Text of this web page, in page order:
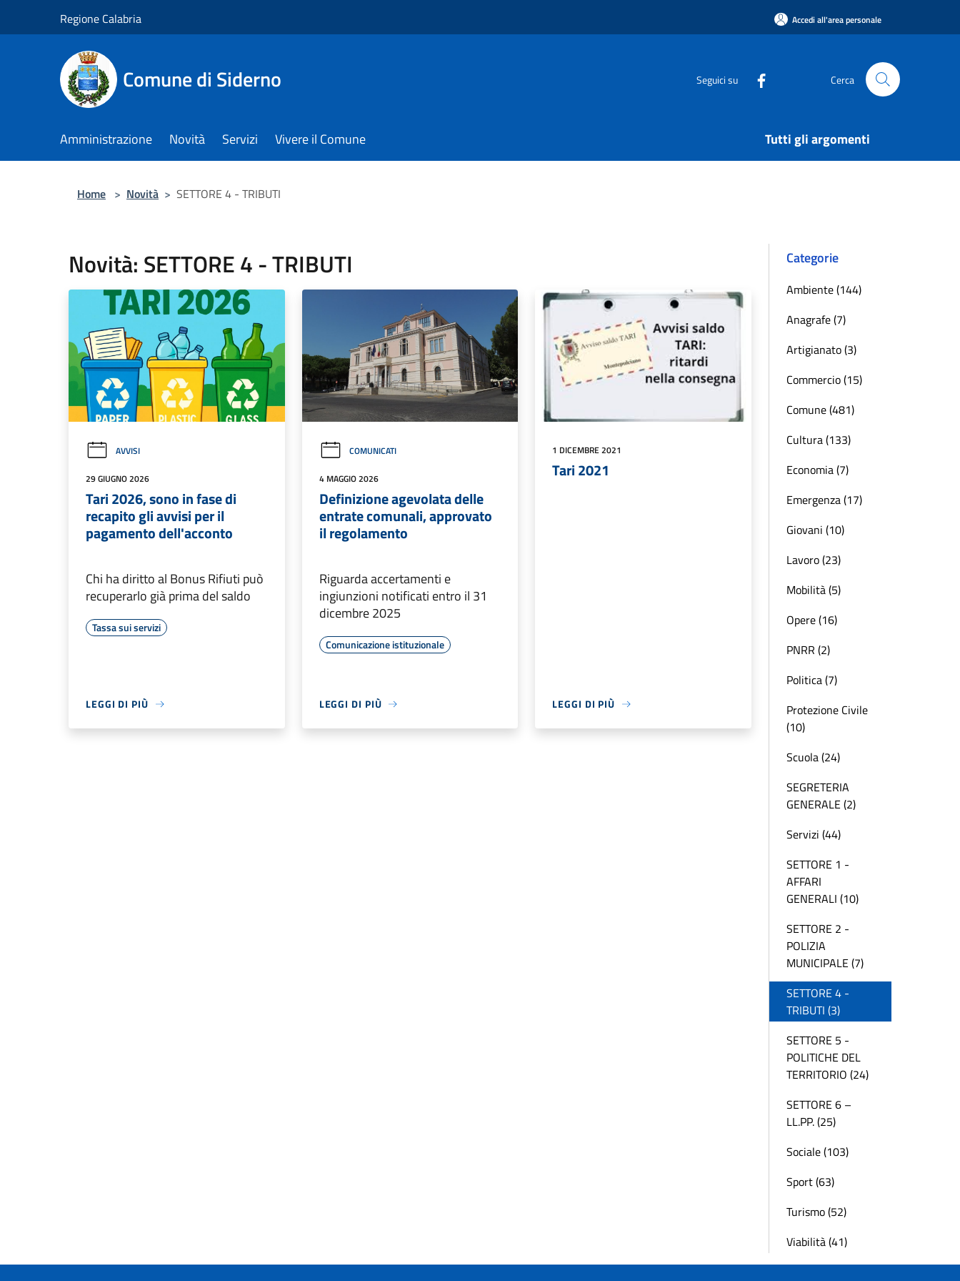
Regione Calabria Accedi all'area personale
Comune di Siderno Seguici su Cerca
Amministrazione Novità Servizi Vivere il Comune Tutti gli argomenti
Home > Novità > SETTORE 4 - TRIBUTI
Novità: SETTORE 4 - TRIBUTI
AVVISI
29 GIUGNO 2026
Tari 2026, sono in fase di
recapito gli avvisi per il
pagamento dell'acconto
Chi ha diritto al Bonus Rifiuti può
recuperarlo già prima del saldo
Tassa sui servizi
LEGGI DI PIÙ
COMUNICATI
4 MAGGIO 2026
Definizione agevolata delle
entrate comunali, approvato
il regolamento
Riguarda accertamenti e
ingiunzioni notificati entro il 31
dicembre 2025
Comunicazione istituzionale
LEGGI DI PIÙ
1 DICEMBRE 2021
Tari 2021
LEGGI DI PIÙ
Categorie
Ambiente (144)
Anagrafe (7)
Artigianato (3)
Commercio (15)
Comune (481)
Cultura (133)
Economia (7)
Emergenza (17)
Giovani (10)
Lavoro (23)
Mobilità (5)
Opere (16)
PNRR (2)
Politica (7)
Protezione Civile
(10)
Scuola (24)
SEGRETERIA
GENERALE (2)
Servizi (44)
SETTORE 1 -
AFFARI
GENERALI (10)
SETTORE 2 -
POLIZIA
MUNICIPALE (7)
SETTORE 4 -
TRIBUTI (3)
SETTORE 5 -
POLITICHE DEL
TERRITORIO (24)
SETTORE 6 –
LL.PP. (25)
Sociale (103)
Sport (63)
Turismo (52)
Viabilità (41)